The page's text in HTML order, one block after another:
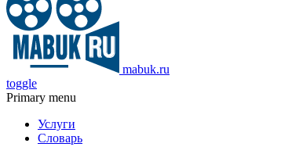
mabuk.ru
toggle
Primary menu
Услуги
Словарь